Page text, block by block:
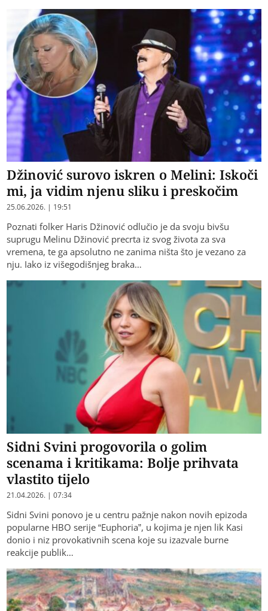
Džinović surovo iskren o Melini: Iskoči
mi, ja vidim njenu sliku i preskočim
25.06.2026. | 19:51
Poznati folker Haris Džinović odlučio je da svoju bivšu
suprugu Melinu Džinović precrta iz svog života za sva
vremena, te ga apsolutno ne zanima ništa što je vezano za
nju. Iako iz višegodišnjeg braka…
Sidni Svini progovorila o golim
scenama i kritikama: Bolje prihvata
vlastito tijelo
21.04.2026. | 07:34
​Sidni Svini ponovo je u centru pažnje nakon novih epizoda
popularne HBO serije “Euphoria”, u kojima je njen lik Kasi
donio i niz provokativnih scena koje su izazvale burne
reakcije publik…